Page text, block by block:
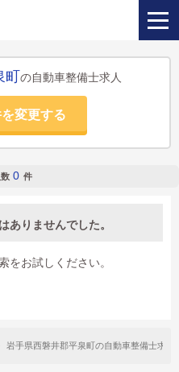
の自動車整備士求人
変更する
0 件
ありませんでした。
をお試しください。
岩手県西磐井郡平泉町の自動車整備士求人